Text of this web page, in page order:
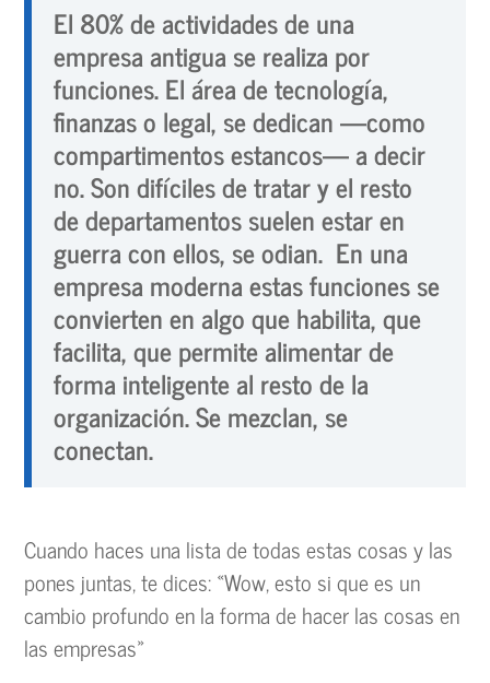
El 80% de actividades de una
empresa antigua se realiza por
funciones. El área de tecnología,
finanzas o legal, se dedican —como
compartimentos estancos— a decir
no. Son difíciles de tratar y el resto
de departamentos suelen estar en
guerra con ellos, se odian. En una
empresa moderna estas funciones se
convierten en algo que habilita, que
facilita, que permite alimentar de
forma inteligente al resto de la
organización. Se mezclan, se
conectan.
Cuando haces una lista de todas estas cosas y las
pones juntas, te dices: «Wow, esto si que es un
cambio profundo en la forma de hacer las cosas en
las empresas»